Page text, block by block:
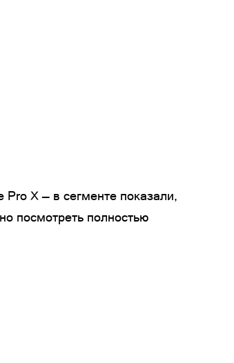
X — в сегменте показали,
посмотреть полностью